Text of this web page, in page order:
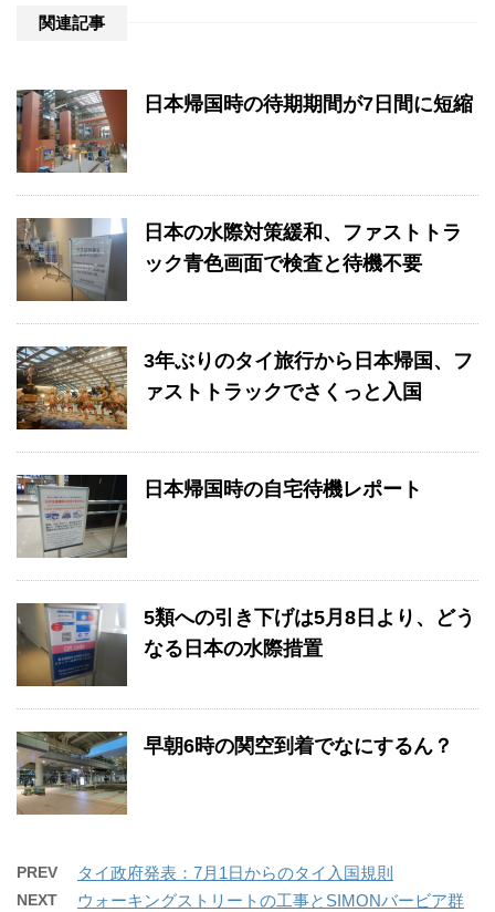
関連記事
日本帰国時の待期期間が7日間に短縮
日本の水際対策緩和、ファストトラ
ック青色画面で検査と待機不要
3年ぶりのタイ旅行から日本帰国、フ
ァストトラックでさくっと入国
日本帰国時の自宅待機レポート
5類への引き下げは5月8日より、どう
なる日本の水際措置
早朝6時の関空到着でなにするん？
PREV タイ政府発表：7月1日からのタイ入国規則
NEXT
ウォーキングストリートの工事とSIMONバービア群